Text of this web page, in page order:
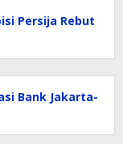
Persija Rebut
Bank Jakarta-